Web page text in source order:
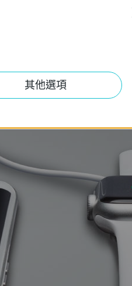
條線，
其他選項